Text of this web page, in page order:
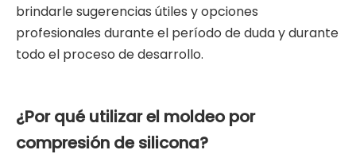
brindarle sugerencias útiles y opciones
profesionales durante el período de duda y durante
todo el proceso de desarrollo.
¿Por qué utilizar el moldeo por
compresión de silicona?